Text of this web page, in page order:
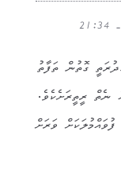
ގޮތުން ތަފާތު
ނެތް ރީތީރަށެކެވެ.
ވަރަށް